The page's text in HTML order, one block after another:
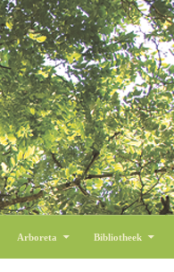
Arboreta Bibliotheek